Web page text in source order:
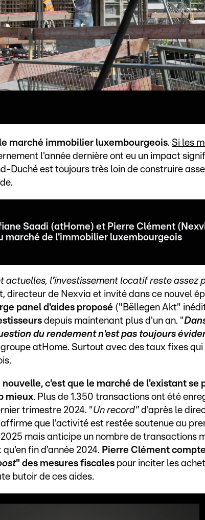
marché immobilier luxembourgeois. Si les
l'année dernière ont eu un impact
Duché est toujours très loin de construire
Saadi (atHome) et Pierre Clément
marché de l'immobilier luxembourgeois
actuelles, l'investissement locatif reste assez
directeur de Nexvia et invité dans ce nouvel
panel d'aides proposé ("Bëllegen Akt"
depuis maintenant plus d'un an. "
du rendement n'est pas toujours
atHome. Surtout avec des taux fixes qui
nouvelle, c'est que le marché de l'existant se
mieux. Plus de 1.350 transactions ont été
trimestre 2024. "Un record" d'après le
affirme que l'activité est restée soutenue au
mais anticipe un nombre de transactions
fin d'année 2024. Pierre Clément
" des mesures fiscales pour inciter les
butoir de ces aides.